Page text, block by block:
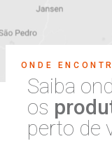
ONDE
Saiba
os
perto de